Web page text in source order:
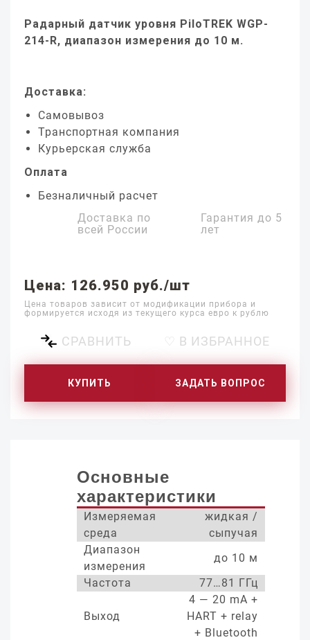
Радарный датчик уровня PiloTREK WGP-
214-R, диапазон измерения до 10 м.
Доставка:
Самовывоз
Транспортная компания
Курьерская служба
Оплата
Безналичный расчет
Доставка по
всей России
Гарантия до 5
лет
Цена: 126.950 руб./шт
Цена товаров зависит от модификации прибора и
формируется исходя из текущего курса евро к рублю
СРАВНИТЬ ♡ В ИЗБРАННОЕ
КУПИТЬ ЗАДАТЬ ВОПРОС
Основные
характеристики
Измеряемая
среда
жидкая /
сыпучая
Диапазон
измерения
до 10 м
Частота
77…81 ГГц
Выход
4 — 20 mA +
HART + relay
+ Bluetooth